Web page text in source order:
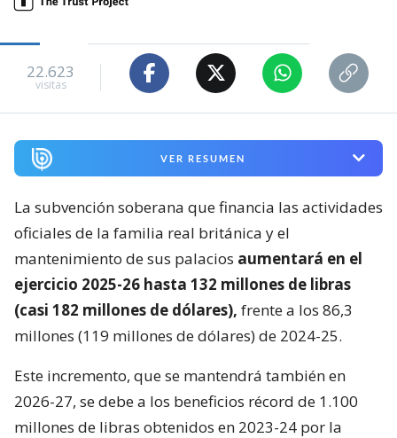
22.623
visitas
VER RESUMEN
La subvención soberana que financia las actividades
oficiales de la familia real británica y el
mantenimiento de sus palacios aumentará en el
ejercicio 2025-26 hasta 132 millones de libras
(casi 182 millones de dólares), frente a los 86,3
millones (119 millones de dólares) de 2024-25.
Este incremento, que se mantendrá también en
2026-27, se debe a los beneficios récord de 1.100
millones de libras obtenidos en 2023-24 por la